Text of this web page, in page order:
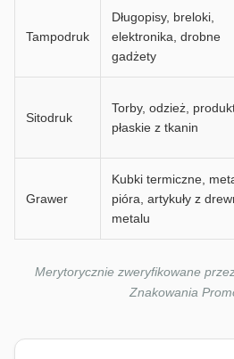
Tampodruk
Długopisy, breloki,
elektronika, drobne
gadżety
Sitodruk
Torby, odzież,
płaskie z tkanin
Grawer
Kubki termiczne,
pióra, artykuły z
metalu
Merytorycznie zweryfikowane
Znakowania